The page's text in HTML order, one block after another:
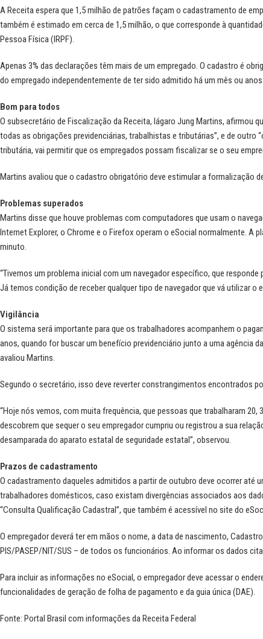
A Receita espera que 1,5 milhão de patrões façam o cadastramento de
também é estimado em cerca de 1,5 milhão, o que corresponde à
Pessoa Física (IRPF).
Apenas 3% das declarações têm mais de um empregado. O cadastro é
do empregado independentemente de ter sido admitido há um mês ou
Bom para todos
O subsecretário de Fiscalização da Receita, Iágaro Jung Martins, afirmou
todas as obrigações previdenciárias, trabalhistas e tributárias”, e de outro
tributária, vai permitir que os empregados possam fiscalizar se o seu
Martins avaliou que o cadastro obrigatório deve estimular a formalização
Problemas superados
Martins disse que houve problemas com computadores que usam o
Internet Explorer, o Chrome e o Firefox operam o eSocial normalmente.
minuto.
“Tivemos um problema inicial com um navegador específico, que
Já temos condição de receber qualquer tipo de navegador que vá utilizar o
Vigilância
O sistema será importante para que os trabalhadores acompanhem o
anos, quando for buscar um benefício previdenciário junto a uma agência
avaliou Martins.
Segundo o secretário, isso deve reverter constrangimentos encontrados
“Hoje nós vemos, com muita frequência, que pessoas que trabalharam
descobrem que sequer o seu empregador cumpriu ou registrou a sua
desamparada do aparato estatal de seguridade estatal”, observou.
Prazos de cadastramento
O cadastramento daqueles admitidos a partir de outubro deve ocorrer até
trabalhadores domésticos, caso existam divergências associados aos
“Consulta Qualificação Cadastral”, que também é acessível no site do
O empregador deverá ter em mãos o nome, a data de nascimento,
PIS/PASEP/NIT/SUS – de todos os funcionários. Ao informar os dados
Para incluir as informações no eSocial, o empregador deve acessar o
funcionalidades de geração de folha de pagamento e da guia única (DAE).
Fonte: Portal Brasil com informações daReceita Federal